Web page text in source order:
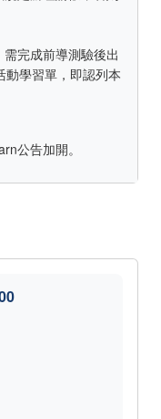
完成前導測驗後出
動學習單，即認列本
公告加開。